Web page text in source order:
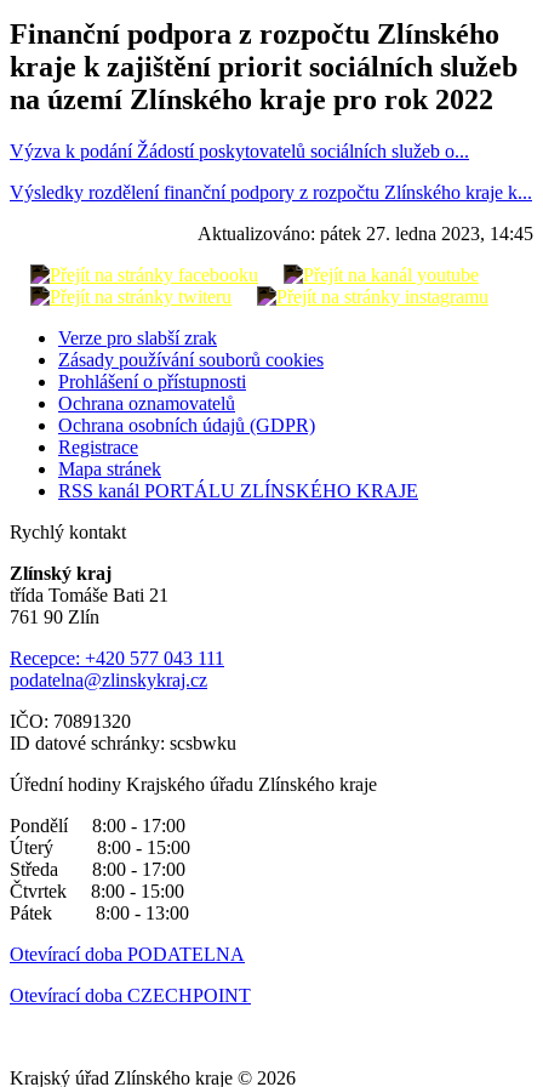
Finanční podpora z rozpočtu Zlínského
kraje k zajištění priorit sociálních služeb
na území Zlínského kraje pro rok 2022
Výzva k podání Žádostí poskytovatelů sociálních služeb o...
Výsledky rozdělení finanční podpory z rozpočtu Zlínského kraje k...
Aktualizováno: pátek 27. ledna 2023, 14:45
Verze pro slabší zrak
Zásady používání souborů cookies
Prohlášení o přístupnosti
Ochrana oznamovatelů
Ochrana osobních údajů (GDPR)
Registrace
Mapa stránek
RSS kanál PORTÁLU ZLÍNSKÉHO KRAJE
Rychlý kontakt
Zlínský kraj
třída Tomáše Bati 21
761 90 Zlín
Recepce: +420 577 043 111
podatelna@zlinskykraj.cz
IČO: 70891320
ID datové schránky: scsbwku
Úřední hodiny Krajského úřadu Zlínského kraje
Pondělí 8:00 - 17:00
Úterý 8:00 - 15:00
Středa 8:00 - 17:00
Čtvrtek 8:00 - 15:00
Pátek 8:00 - 13:00
Otevírací doba PODATELNA
Otevírací doba CZECHPOINT
Krajský úřad Zlínského kraje © 2026